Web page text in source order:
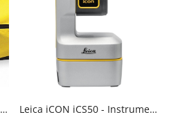
Sacosa pt. transport pentru locatoare, transmițătoare de semnal și accesorii - Leica-850276
Leica iCON iCS50 - Instrument robotizat de măsurare 3D de precizie pentru construcții cu pachet software Robotic Layout Pro